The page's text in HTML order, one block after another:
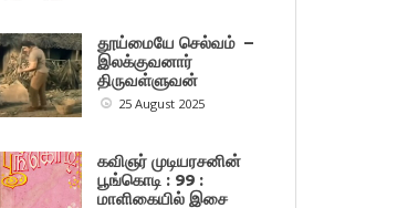
தூய்மையே செல்வம் –
இலக்குவனார்
திருவள்ளுவன்
25 August 2025
கவிஞர் முடியரசனின்
பூங்கொடி : 99 :
மாளிகையில் இசை